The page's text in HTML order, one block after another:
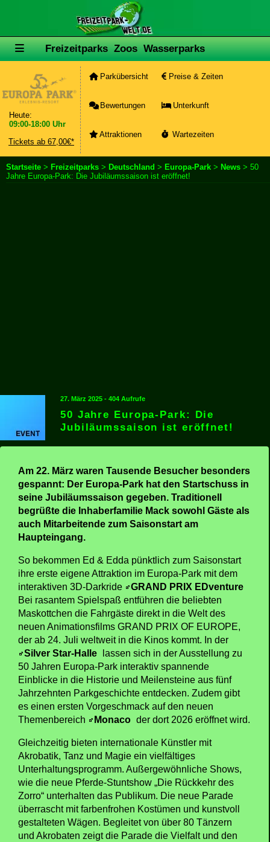
Freizeitparks Zoos Wasserparks
Heute:
09:00-18:00 Uhr
Tickets ab 67,00€*
Parkübersicht Preise & Zeiten
Bewertungen Unterkunft
Attraktionen Wartezeiten
Startseite > Freizeitparks > Deutschland > Europa-Park > News > 50
Jahre Europa-Park: Die Jubiläumssaison ist eröffnet!
27. März 2025 - 404 Aufrufe
50 Jahre Europa-Park: Die
Jubiläumssaison ist eröffnet!
Am 22. März waren Tausende Besucher besonders
gespannt: Der Europa-Park hat den Startschuss in
seine Jubiläumssaison gegeben. Traditionell
begrüßte die Inhaberfamilie Mack sowohl Gäste als
auch Mitarbeitende zum Saisonstart am
Haupteingang.
So bekommen Ed & Edda pünktlich zum Saisonstart
ihre erste eigene Attraktion im Europa-Park mit dem
interaktiven 3D-Darkride
GRAND PRIX EDventure
Bei rasantem Spielspaß entführen die beliebten
Maskottchen die Fahrgäste direkt in die Welt des
neuen Animationsfilms GRAND PRIX OF EUROPE,
der ab 24. Juli weltweit in die Kinos kommt. In der
Silver Star-Halle
lassen sich in der Ausstellung zu
50 Jahren Europa-Park interaktiv spannende
Einblicke in die Historie und Meilensteine aus fünf
Jahrzehnten Parkgeschichte entdecken. Zudem gibt
es einen ersten Vorgeschmack auf den neuen
Themenbereich
Monaco der dort 2026 eröffnet wird.
Gleichzeitig bieten internationale Künstler mit
Akrobatik, Tanz und Magie ein vielfältiges
Unterhaltungsprogramm. Außergewöhnliche Shows,
wie die neue Pferde-Stuntshow „Die Rückkehr des
Zorro“ unterhalten das Publikum. Die neue Parade
überrascht mit farbenfrohen Kostümen und kunstvoll
gestalteten Wägen. Begleitet von über 80 Tänzern
und Akrobaten zeigt die Parade die Vielfalt und den